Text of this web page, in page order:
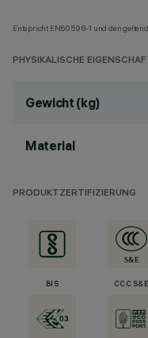
Entspricht EN60598-1 und den
PHYSIKALISCHE
Gewicht (kg)
Material
PRODUKTZERTIFIZIERUNG
BIS CCC S&E